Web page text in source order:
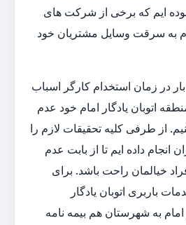
ایم که برخی از شرکت های
به سرقت وسایل مشتریان خود
در زمان استخدام کارگر اسباب
اتوبان یادگار امام خود عدم
از طرفی کلیه تحقیقات لازم را
انجام داده ایم تا از بابت عدم
خیالمان راحت باشد. برای
باربری اتوبان یادگار
امام به شهرستان هم بیمه نامه